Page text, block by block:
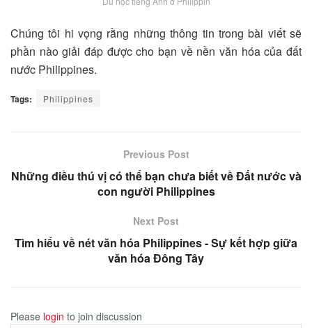
Chúng tôi hi vọng rằng những thông tin trong bài viết sẽ
phần nào giải đáp được cho bạn về nền văn hóa của đất
nước Philippines.
Tags: Philippines
Previous Post
Những điều thú vị có thể bạn chưa biết về Đất nước và
con người Philippines
Next Post
Tìm hiểu về nét văn hóa Philippines - Sự kết hợp giữa
văn hóa Đông Tây
Please login to join discussion